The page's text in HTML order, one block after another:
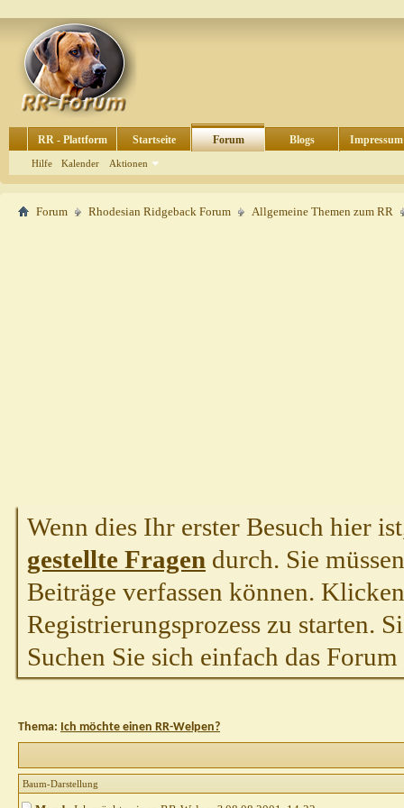
RR - Plattform Startseite Forum
Hilfe Kalender Aktionen
Blogs Impressum
Forum Rhodesian Ridgeback Forum Allgemeine Themen zum RR
Wenn dies Ihr erster Besuch hier
gestellte Fragen durch. Sie
Beiträge verfassen können.
Registrierungsprozess zu starten.
Suchen Sie sich einfach das
Thema: Ich möchte einen RR-Welpen?
Baum-Darstellung